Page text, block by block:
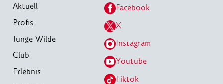
Aktuell
Profis
Junge Wilde
Club
Erlebnis
Facebook
X
Instagram
Youtube
Tiktok